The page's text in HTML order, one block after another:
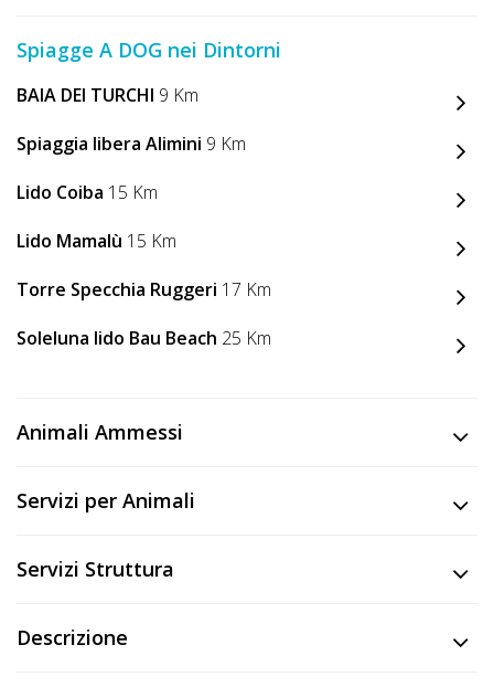
Lavora
con
Noi
Inserisci
Attività
Accedi
Spiagge A DOG nei Dintorni
BAIA DEI TURCHI 9 Km
Spiaggia libera Alimini 9 Km
Lido Coiba 15 Km
Lido Mamalù 15 Km
Torre Specchia Ruggeri 17 Km
Soleluna lido Bau Beach 25 Km
Animali Ammessi
Servizi per Animali
Servizi Struttura
Descrizione